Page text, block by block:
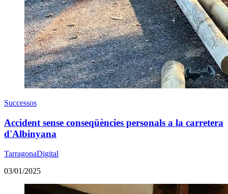
Successos
Accident sense conseqüències personals a la carretera
d'Albinyana
TarragonaDigital
03/01/2025